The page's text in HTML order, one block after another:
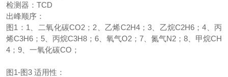
检测器：TCD
出峰顺序：
图1：1、二氧化碳CO2；2、乙烯C2H4；3、乙烷C2H6；4、丙
烯C3H6；5、丙烷C3H8；6、氧气O2；7、氮气N2；8、甲烷CH
4；9、一氧化碳CO；
图1-图3 适用性：